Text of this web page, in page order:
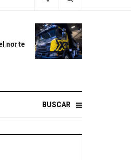
norte
BUSCAR